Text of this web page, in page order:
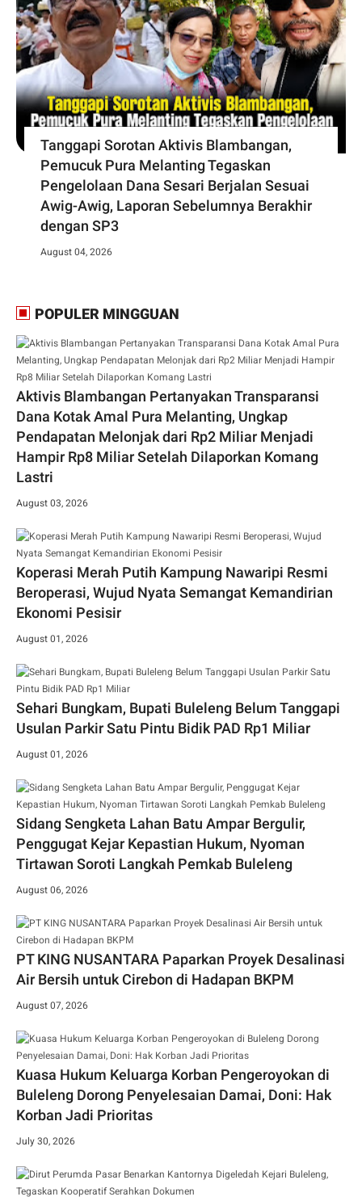
Tanggapi Sorotan Aktivis Blambangan,
Pemucuk Pura Melanting Tegaskan
Pengelolaan Dana Sesari Berjalan Sesuai
Awig-Awig, Laporan Sebelumnya Berakhir
dengan SP3
August 04, 2026
POPULER MINGGUAN
Aktivis Blambangan Pertanyakan Transparansi
Dana Kotak Amal Pura Melanting, Ungkap
Pendapatan Melonjak dari Rp2 Miliar Menjadi
Hampir Rp8 Miliar Setelah Dilaporkan Komang
Lastri
August 03, 2026
Koperasi Merah Putih Kampung Nawaripi Resmi
Beroperasi, Wujud Nyata Semangat Kemandirian
Ekonomi Pesisir
August 01, 2026
Sehari Bungkam, Bupati Buleleng Belum Tanggapi
Usulan Parkir Satu Pintu Bidik PAD Rp1 Miliar
August 01, 2026
Sidang Sengketa Lahan Batu Ampar Bergulir,
Penggugat Kejar Kepastian Hukum, Nyoman
Tirtawan Soroti Langkah Pemkab Buleleng
August 06, 2026
PT KING NUSANTARA Paparkan Proyek Desalinasi
Air Bersih untuk Cirebon di Hadapan BKPM
August 07, 2026
Kuasa Hukum Keluarga Korban Pengeroyokan di
Buleleng Dorong Penyelesaian Damai, Doni: Hak
Korban Jadi Prioritas
July 30, 2026